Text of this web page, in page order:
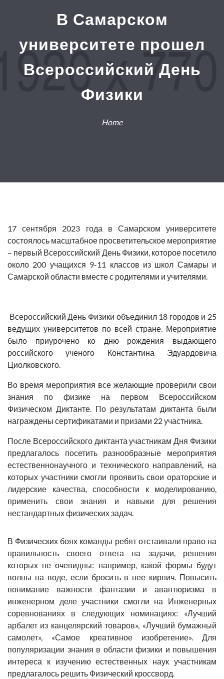
В Самарском
университете прошел
Всероссийский День
Физики
Home
17 сентября 2023 года в Самарском университете
состоялось масштабное просветительское мероприятие
– первый Всероссийский День Физики, которое посетило
около 200 учащихся 9-11 классов из школ Самары и
Самарской области вместе с родителями и учителями.
Всероссийский День Физики объединил 18 городов и 25
ведущих университетов по всей стране. Мероприятие
было приурочено ко дню рождения выдающего
российского ученого Константина Эдуардовича
Циолковского.
Во время мероприятия все желающие проверили свои
знания по физике на первом Всероссийском
Физическом Диктанте. По результатам диктанта были
награждены сертификатами и призами 22 участника.
После Всероссийского диктанта участникам Дня Физики
предлагалось посетить разнообразные мероприятия
естественнонаучного и технического направлений, на
которых участники смогли проявить свои ораторские и
лидерские качества, способности к моделированию,
применить свои знания и навыки для решения
нестандартных физических задач.
В Физических боях команды ребят отстаивали право на
правильность своего ответа на задачи, решения
которых не очевидны: например, какой формы будут
волны на воде, если бросить в нее кирпич. Повысить
понимание важности фантазии и авантюризма в
инженерном деле участники смогли на Инженерных
соревнованиях в следующих номинациях: «Лучший
арбалет из канцелярский товаров», «Лучший бумажный
самолет», «Самое креативное изобретение». Для
популяризации знания в области физики и повышения
интереса к изучению естественных наук участникам
предлагалось решить Физический кроссворд.